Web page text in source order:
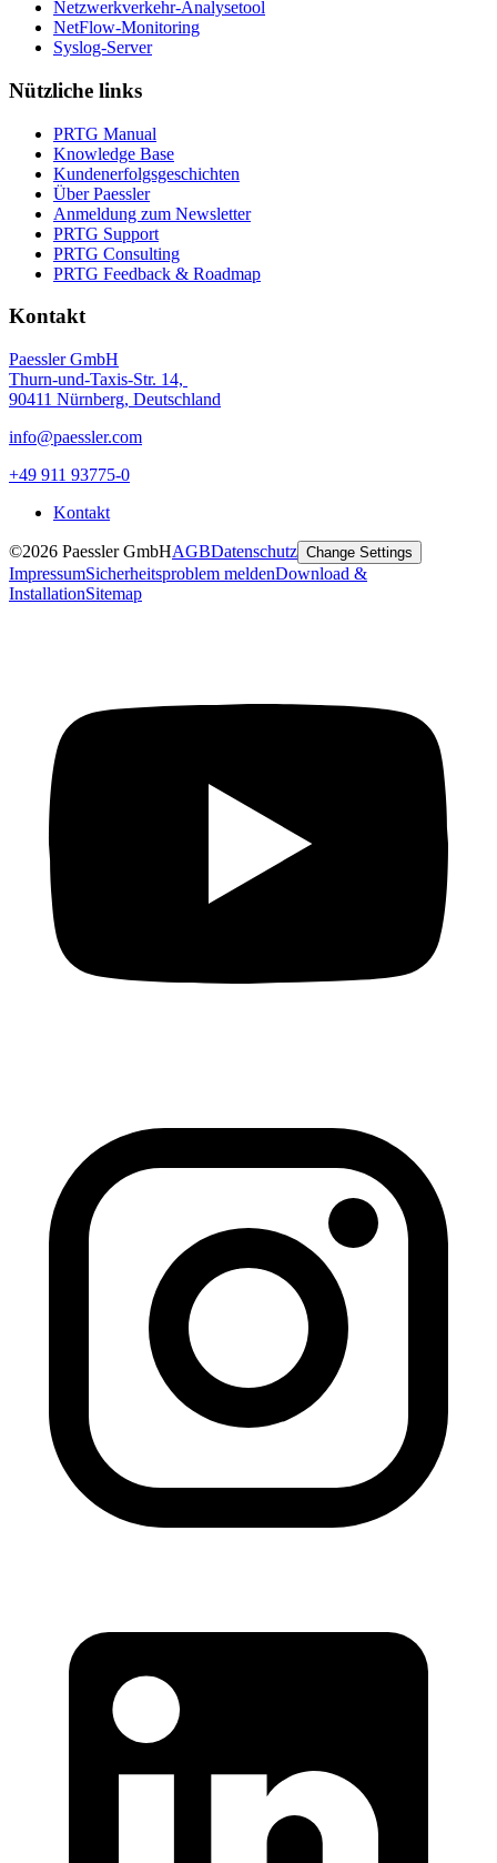
Netzwerkverkehr-Analysetool
NetFlow-Monitoring
Syslog-Server
Nützliche links
PRTG Manual
Knowledge Base
Kundenerfolgsgeschichten
Über Paessler
Anmeldung zum Newsletter
PRTG Support
PRTG Consulting
PRTG Feedback & Roadmap
Kontakt
Paessler GmbH
Thurn-und-Taxis-Str. 14,
90411 Nürnberg, Deutschland
info@paessler.com
+49 911 93775-0
Kontakt
©2026 Paessler GmbHAGBDatenschutz Change Settings
ImpressumSicherheitsproblem meldenDownload &
InstallationSitemap